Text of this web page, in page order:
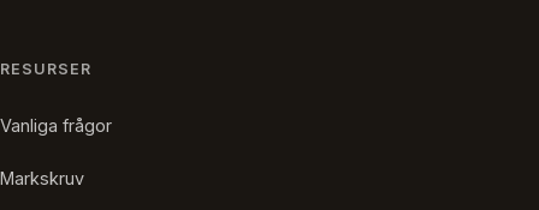
RESURSER
Vanliga frågor
Markskruv